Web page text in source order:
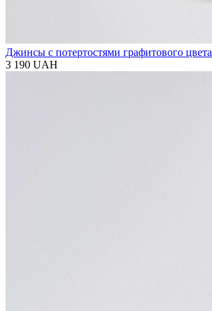
Джинсы с потертостями графитового цвета
3 190 UAH